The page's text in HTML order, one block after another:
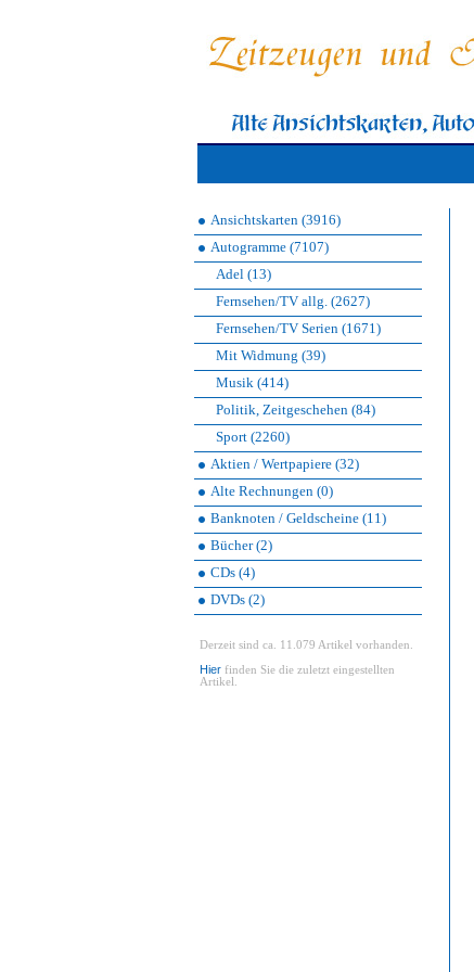
Ansichtskarten (3916)
Autogramme (7107)
Adel (13)
Fernsehen/TV allg. (2627)
Fernsehen/TV Serien (1671)
Mit Widmung (39)
Musik (414)
Politik, Zeitgeschehen (84)
Sport (2260)
Aktien / Wertpapiere (32)
Alte Rechnungen (0)
Banknoten / Geldscheine (11)
Bücher (2)
CDs (4)
DVDs (2)
Derzeit sind ca. 11.079 Artikel vorhanden.
Hier finden Sie die zuletzt eingestellten
Artikel.